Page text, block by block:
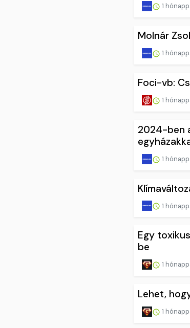
1
Molnár
1
Foci-vb:
1
2024-ben
1
1
Egy
be
1
Lehet,
1